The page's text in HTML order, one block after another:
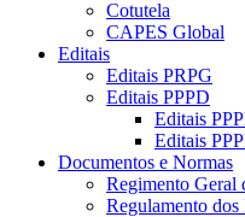
Cotutela
CAPES Global
Editais
Editais PRPG
Editais PPPD
Editais
Editais
Documentos e Normas
Regimento Geral
Regulamento dos